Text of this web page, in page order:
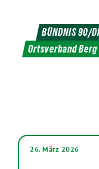
Inhalt
BÜNDNIS 90/
Ortsverband
26. März 2026